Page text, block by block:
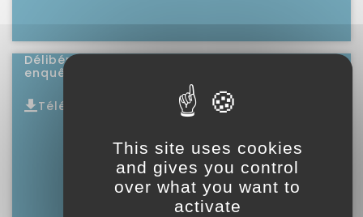
Délibération approuvant le zonage avant
enquête publique Saint Ybars
Télécharger
Lire l'articleThis site uses cookies
and gives you control
over what you want to
activate